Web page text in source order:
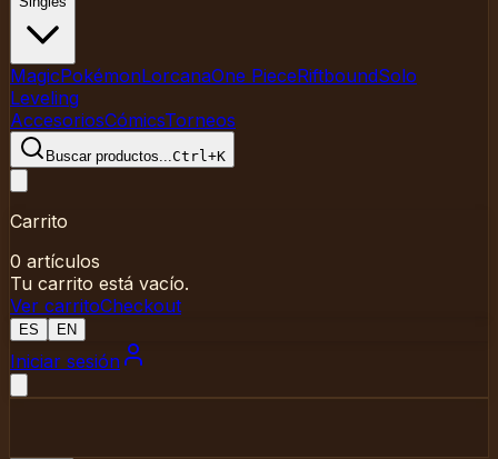
MagicPokémonLorcanaOne PieceRiftboundSolo
Leveling
AccesoriosCómicsTorneos
Buscar productos...Ctrl+K
Carrito
0 artículos
Tu carrito está vacío.
Ver carritoCheckout
ES EN
Iniciar sesión